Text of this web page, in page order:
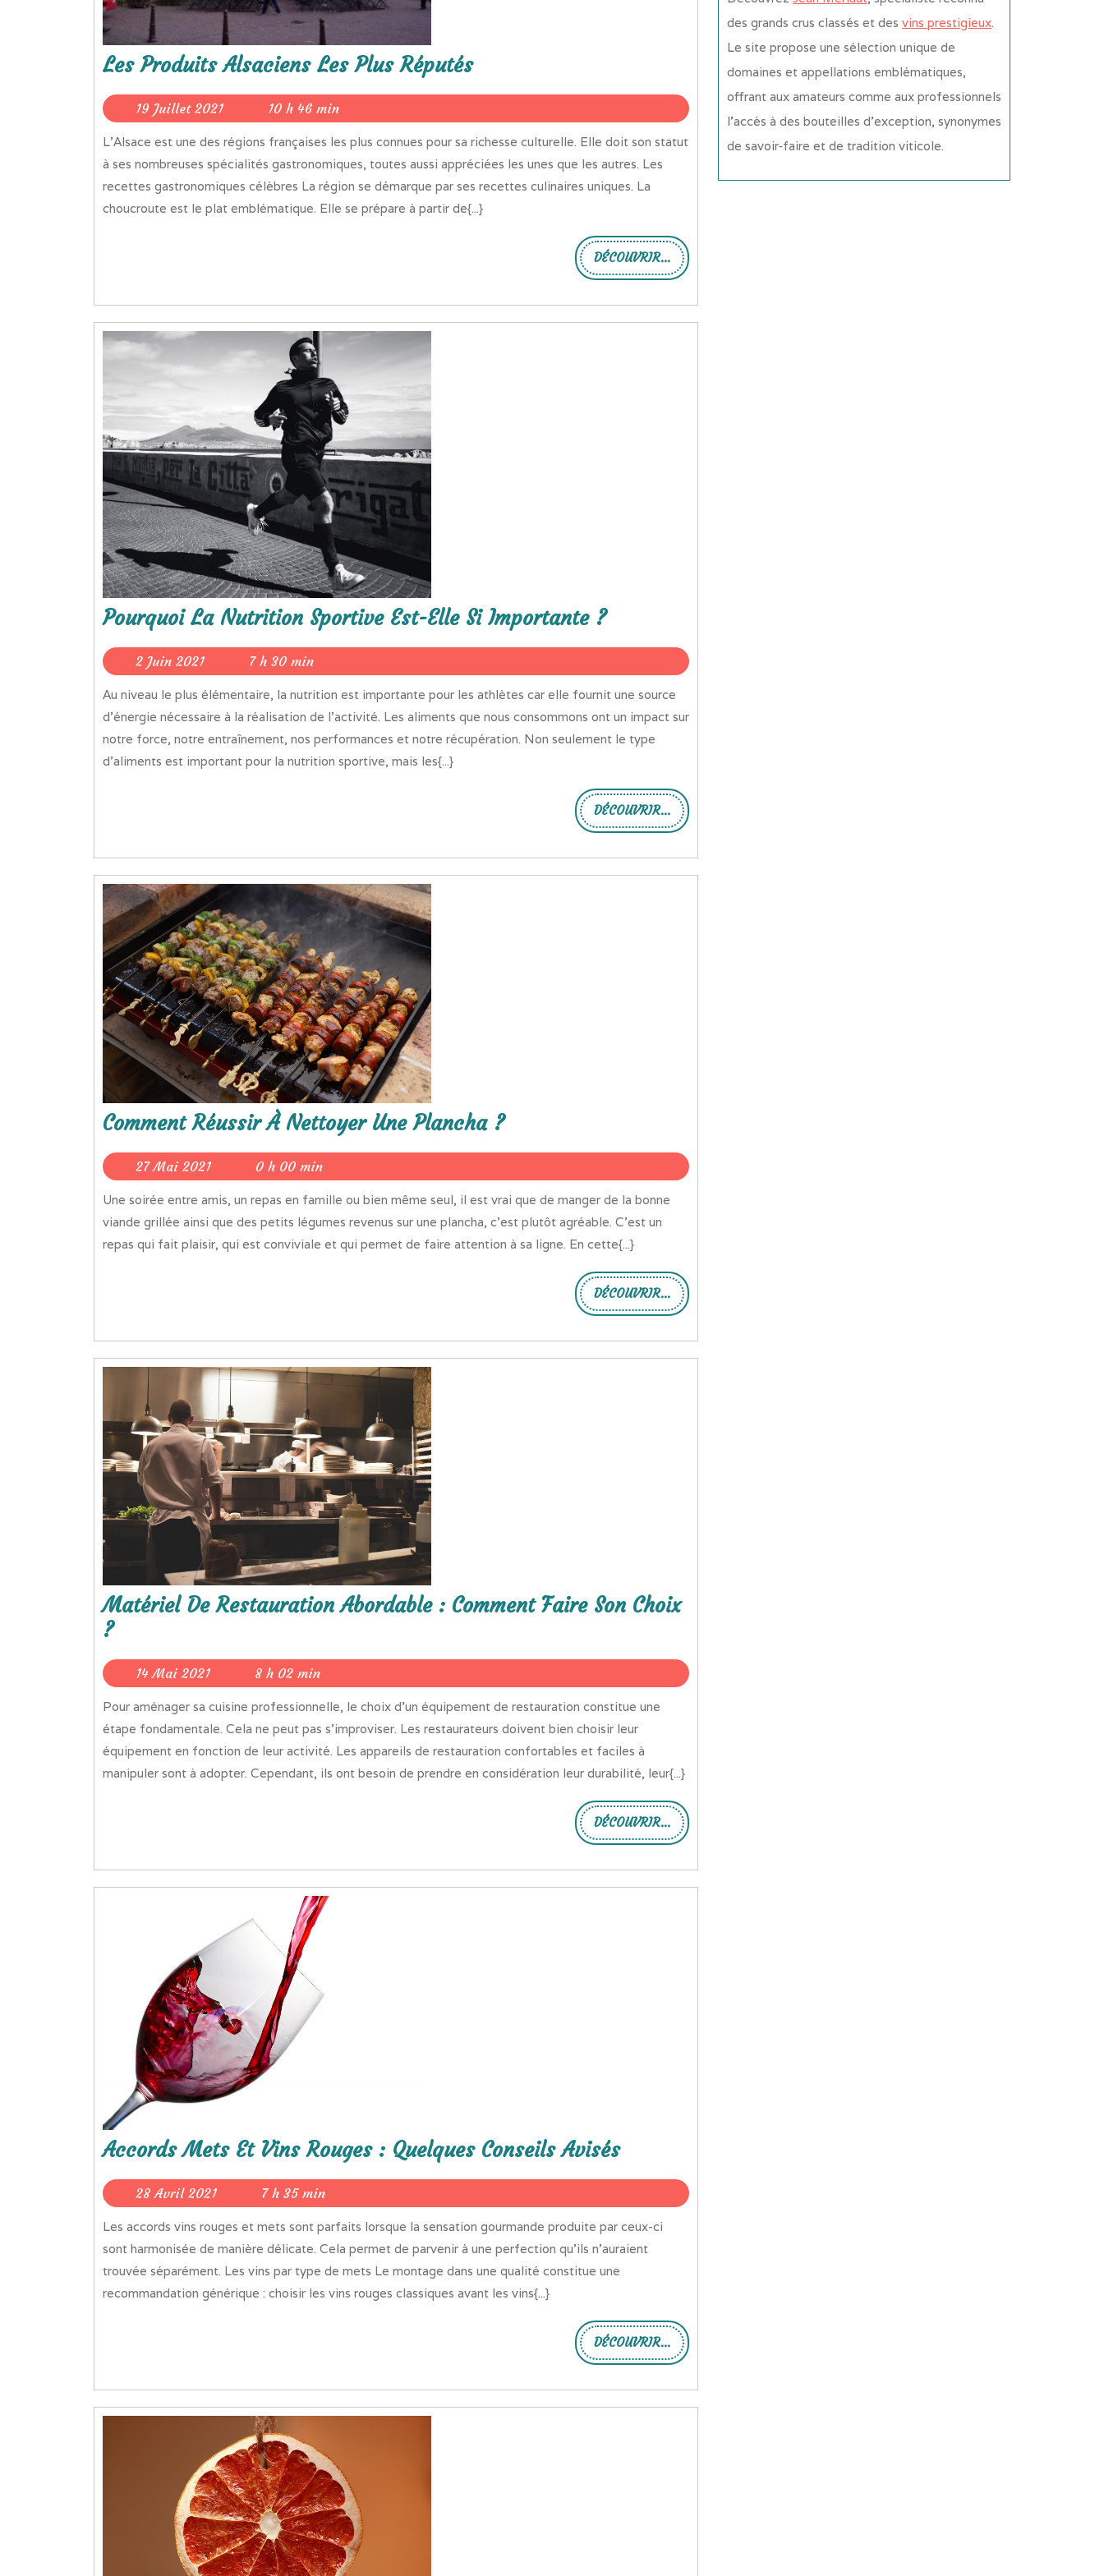
Les Produits Alsaciens Les Plus Réputés
19 Juillet 202119
Juillet
2021
10 h 46 min
L’Alsace est une des régions françaises les plus connues pour sa richesse culturelle. Elle doit son statut
à ses nombreuses spécialités gastronomiques, toutes aussi appréciées les unes que les autres. Les
recettes gastronomiques célèbres La région se démarque par ses recettes culinaires uniques. La
choucroute est le plat emblématique. Elle se prépare à partir de{...}
DÉCOUVRIR... DÉCOUVRIR...
Pourquoi La Nutrition Sportive Est-Elle Si Importante ?
2 Juin 20212
Juin
2021
7 h 30 min
Au niveau le plus élémentaire, la nutrition est importante pour les athlètes car elle fournit une source
d’énergie nécessaire à la réalisation de l’activité. Les aliments que nous consommons ont un impact sur
notre force, notre entraînement, nos performances et notre récupération. Non seulement le type
d’aliments est important pour la nutrition sportive, mais les{...}
DÉCOUVRIR... DÉCOUVRIR...
Comment Réussir À Nettoyer Une Plancha ?
27 Mai 202127
Mai
2021
0 h 00 min
Une soirée entre amis, un repas en famille ou bien même seul, il est vrai que de manger de la bonne
viande grillée ainsi que des petits légumes revenus sur une plancha, c’est plutôt agréable. C’est un
repas qui fait plaisir, qui est conviviale et qui permet de faire attention à sa ligne. En cette{...}
DÉCOUVRIR... DÉCOUVRIR...
Matériel De Restauration Abordable : Comment Faire Son Choix
?
14 Mai 202114
Mai
2021
8 h 02 min
Pour aménager sa cuisine professionnelle, le choix d’un équipement de restauration constitue une
étape fondamentale. Cela ne peut pas s’improviser. Les restaurateurs doivent bien choisir leur
équipement en fonction de leur activité. Les appareils de restauration confortables et faciles à
manipuler sont à adopter. Cependant, ils ont besoin de prendre en considération leur durabilité, leur{...}
DÉCOUVRIR... DÉCOUVRIR...
Accords Mets Et Vins Rouges : Quelques Conseils Avisés
28 Avril 202128
Avril
2021
7 h 35 min
Les accords vins rouges et mets sont parfaits lorsque la sensation gourmande produite par ceux-ci
sont harmonisée de manière délicate. Cela permet de parvenir à une perfection qu’ils n’auraient
trouvée séparément. Les vins par type de mets Le montage dans une qualité constitue une
recommandation générique : choisir les vins rouges classiques avant les vins{...}
DÉCOUVRIR... DÉCOUVRIR...
des grands crus classés et des vins prestigieux.
Le site propose une sélection unique de
domaines et appellations emblématiques,
offrant aux amateurs comme aux professionnels
l’accès à des bouteilles d’exception, synonymes
de savoir‑faire et de tradition viticole.